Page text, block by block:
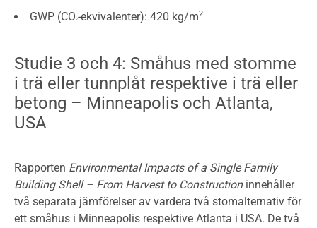
GWP (CO2-ekvivalenter): 420 kg/m2
Studie 3 och 4: Småhus med stomme
i trä eller tunnplåt respektive i trä eller
betong – Minneapolis och Atlanta,
USA
Rapporten Environmental Impacts of a Single Family
Building Shell – From Harvest to Constructioninnehåller
två separata jämförelser av vardera två stomalternativ för
ett småhus i Minneapolis respektive Atlanta i USA. De två